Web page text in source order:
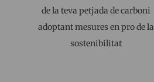
de la teva petjada de carboni
adoptant mesures en pro de la
sostenibilitat